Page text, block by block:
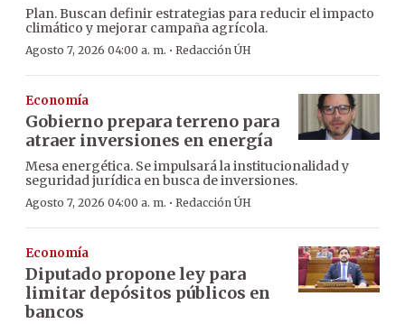
Plan. Buscan definir estrategias para reducir el impacto
climático y mejorar campaña agrícola.
Agosto 7, 2026 04:00 a. m. · Redacción ÚH
Economía
Gobierno prepara terreno para
atraer inversiones en energía
Mesa energética. Se impulsará la institucionalidad y
seguridad jurídica en busca de inversiones.
Agosto 7, 2026 04:00 a. m. · Redacción ÚH
Economía
Diputado propone ley para
limitar depósitos públicos en
bancos